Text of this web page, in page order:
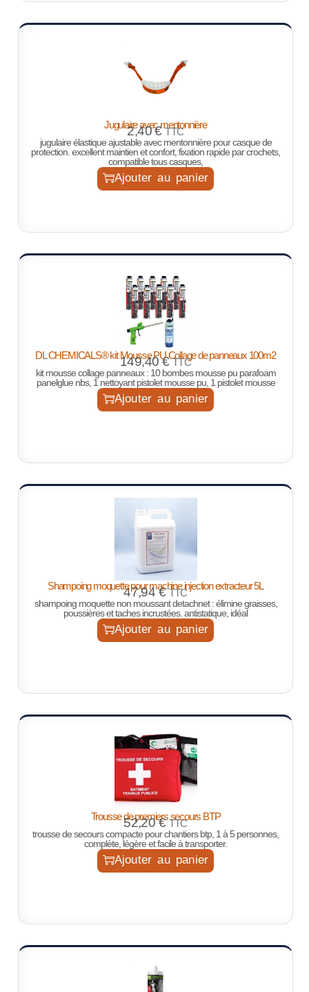
Jugulaire avec mentonnière
2,40€ TTC
jugulaire élastique ajustable avec mentonnière pour casque de
protection. excellent maintien et confort, fixation rapide par crochets,
compatible tous casques,
Ajouter au panier
DL CHEMICALS® kit Mousse PU Collage de panneaux 100m2
149,40€ TTC
kit mousse collage panneaux : 10 bombes mousse pu parafoam
panelglue nbs, 1 nettoyant pistolet mousse pu, 1 pistolet mousse
Ajouter au panier
Shampoing moquette pour machine injection extracteur 5L
47,94€ TTC
shampoing moquette non moussantdetachnet: élimine graisses,
poussières et taches incrustées. antistatique, idéal
Ajouter au panier
Trousse de premiers secours BTP
52,20€ TTC
trousse de secours compacte pour chantiers btp, 1 à 5 personnes,
complète, légère et facile à transporter.
Ajouter au panier